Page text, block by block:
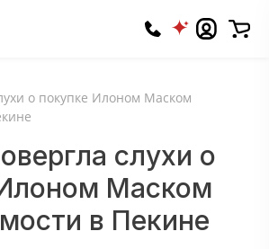
о покупке Илоном Маском
слухи о
Маском
в Пекине